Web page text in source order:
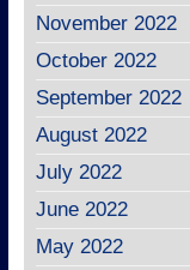
November 2022
October 2022
September 2022
August 2022
July 2022
June 2022
May 2022